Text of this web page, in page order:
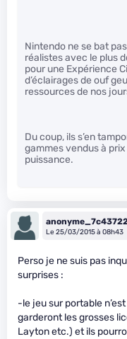
Nintendo ne se bat
réalistes avec le plus
pour une Expérience
d’éclairages de ouf
ressources de nos
Du coup, ils s’en
gammes vendus à prix
puissance.
Le 25/03/2015 à 08h43
Perso je ne suis pas
surprises :
-le jeu sur portable
garderont les grosses
Layton etc.) et ils